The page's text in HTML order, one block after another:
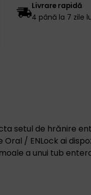
Livrare rapidă
4 până la 7 zile
setul de hrănire
/ ENLock ai
a unui tub